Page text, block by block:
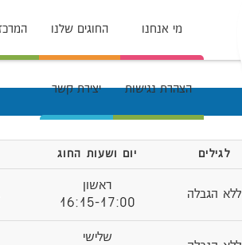
מי אנחנו החוגים שלנו
הצהרת נגישות יצירת קשר
לגילים יום ושעות החוג
ללא הגבלה
ראשון
16:15-17:00
שלישי